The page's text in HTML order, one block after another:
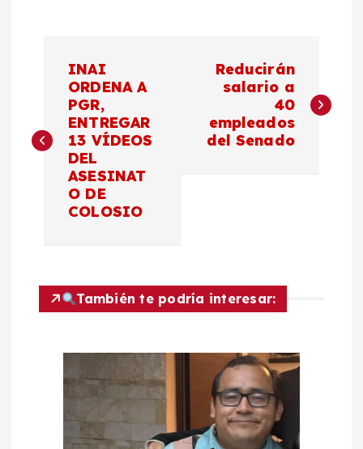
v
c
INAI
ORDENA A
PGR,
ENTREGAR
13 VÍDEOS
DEL
ASESINAT
O DE
COLOSIO
Reducirán
salario a
40
empleados
del Senado
También te podría interesar: